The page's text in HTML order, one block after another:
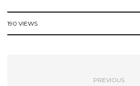
190 VIEWS
PREVIOUS